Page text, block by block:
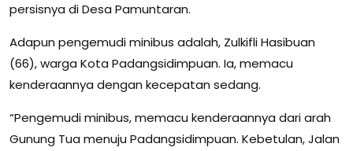
persisnya di Desa Pamuntaran.
Adapun pengemudi minibus adalah, Zulkifli Hasibuan
(66), warga Kota Padangsidimpuan. Ia, memacu
kenderaannya dengan kecepatan sedang.
“Pengemudi minibus, memacu kenderaannya dari arah
Gunung Tua menuju Padangsidimpuan. Kebetulan, Jalan